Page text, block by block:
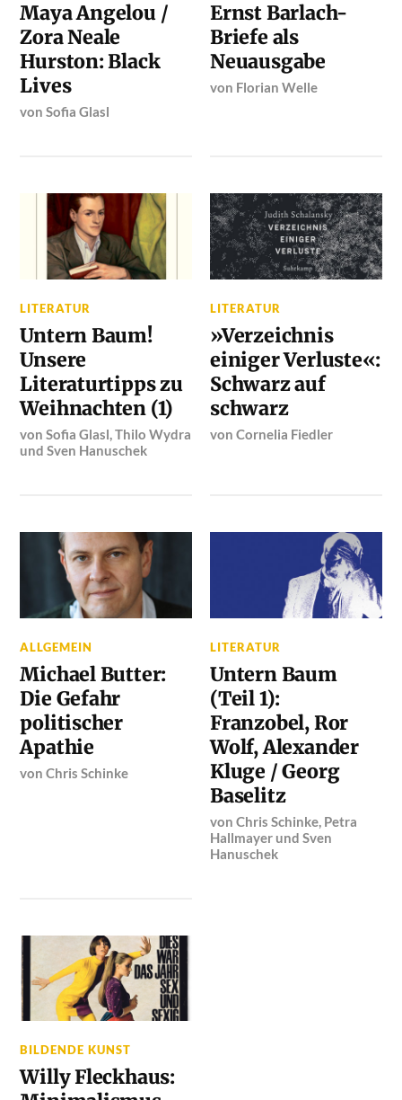
Maya Angelou /
Zora Neale
Hurston: Black
Lives
vonSofia Glasl
Ernst Barlach-
Briefe als
Neuausgabe
von Florian Welle
LITERATUR
Untern Baum!
Unsere
Literaturtipps zu
Weihnachten (1)
vonSofia Glasl,Thilo Wydra
undSven Hanuschek
LITERATUR
»Verzeichnis
einiger Verluste«:
Schwarz auf
schwarz
vonCornelia Fiedler
ALLGEMEIN
Michael Butter:
Die Gefahr
politischer
Apathie
vonChris Schinke
LITERATUR
Untern Baum
(Teil 1):
Franzobel, Ror
Wolf, Alexander
Kluge / Georg
Baselitz
vonChris Schinke Petra
Hallmayer undSven
Hanuschek
BILDENDE KUNST
Willy Fleckhaus: